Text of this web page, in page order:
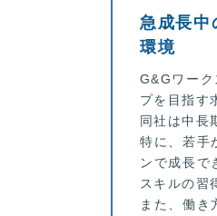
急成長中
環境
G&Gワー
プを目指す
同社は中長
特に、若手
ンで成長で
スキルの習
また、働き